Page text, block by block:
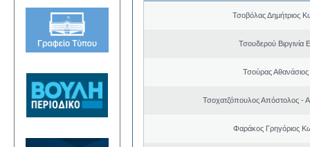
Τσοβόλας Δημήτριος
Τσουδερού Βιργινία
Τσούρας
Τσοχατζόπουλος Απόστολος -
Φαράκος Γρηγόριος